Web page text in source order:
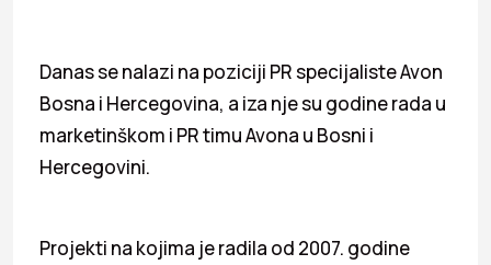
Danas se nalazi na poziciji PR specijaliste Avon
Bosna i Hercegovina, a iza nje su godine rada u
marketinškom i PR timu Avona u Bosni i
Hercegovini.
Projekti na kojima je radila od 2007. godine